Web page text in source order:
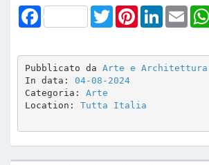
Facebook TwitterPinterestLinkedInEmail
Pubblicato da Arte e Architettura
In data: 04-08-2024
Categoria: Arte
Location: Tutta Italia